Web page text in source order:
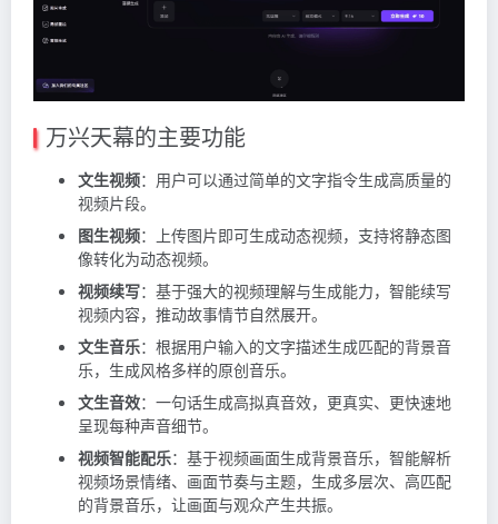
万兴天幕的主要功能
文生视频：用户可以通过简单的文字指令生成高质量的
视频片段。
图生视频：上传图片即可生成动态视频，支持将静态图
像转化为动态视频。
视频续写：基于强大的视频理解与生成能力，智能续写
视频内容，推动故事情节自然展开。
文生音乐：根据用户输入的文字描述生成匹配的背景音
乐，生成风格多样的原创音乐。
文生音效：一句话生成高拟真音效，更真实、更快速地
呈现每种声音细节。
视频智能配乐：基于视频画面生成背景音乐，智能解析
视频场景情绪、画面节奏与主题，生成多层次、高匹配
的背景音乐，让画面与观众产生共振。